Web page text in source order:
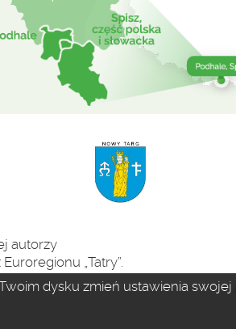
autorzy
„Tatry”.
dysku zmień ustawienia swojej